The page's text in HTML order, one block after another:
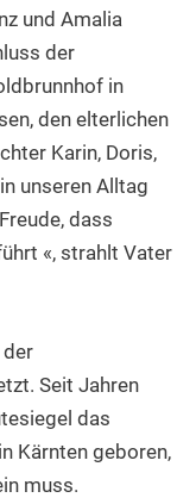
und Amalia
der
in
den elterlichen
Karin, Doris,
unseren Alltag
dass
«, strahlt Vater
der
Seit Jahren
das
Kärnten geboren,
muss.